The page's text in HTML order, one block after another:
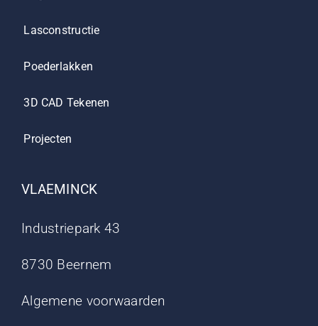
Lasconstructie
Poederlakken
3D CAD Tekenen
Projecten
VLAEMINCK
Industriepark 43
8730 Beernem
Algemene voorwaarden